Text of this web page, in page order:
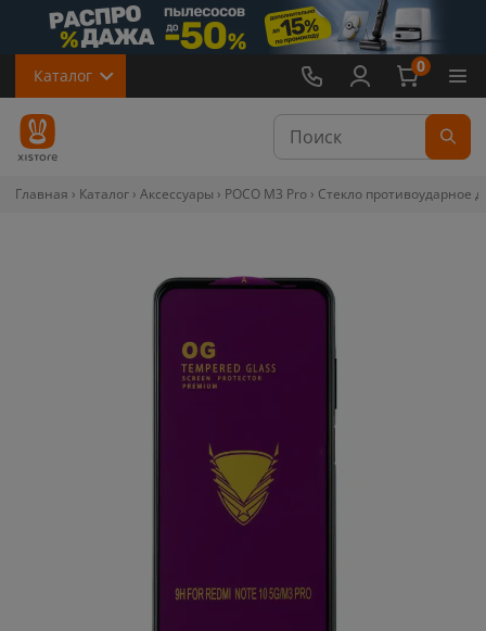
Каталог 0
Главная Каталог Аксессуары POCO M3 Pro Стекло противоударное